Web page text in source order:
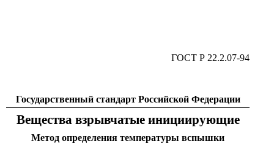
ГОСТ Р 22.2.07-94
Государственный стандарт Российской Федерации
Вещества взрывчатые инициирующие
Метод определения температуры вспышки